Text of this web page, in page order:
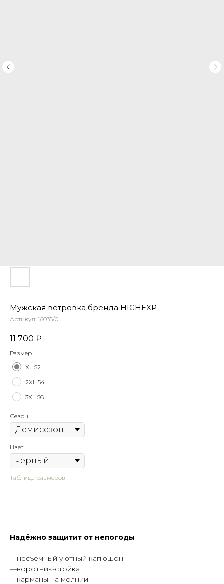
Мужская ветровка бренда HIGHEXP
Артикул: 16035/0
11 700 ₽
Размер
XL 52
2XL 54
3XL 56
Сезон
Цвет
Таблица размеров
Надёжно защитит от непогоды
—несъемный уютный капюшон
—воротник-стойка
—карманы на молнии